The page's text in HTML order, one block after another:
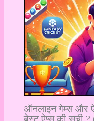
ऑनलाइन गेम्स और
बेस्ट ऐप्स की सूची